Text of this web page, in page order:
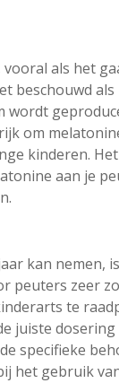
als het
beschouwd als
wordt
om
kinderen.
aan je
kan nemen,
peuters zeer
te
juiste
specifieke
het gebruik